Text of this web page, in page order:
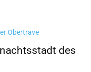
des